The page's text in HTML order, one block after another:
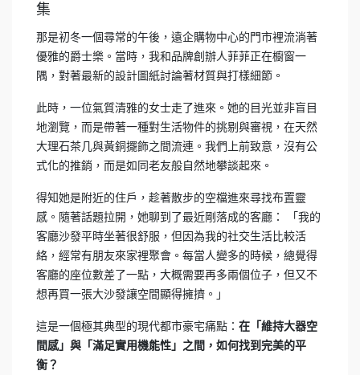
集
那是初冬一個尋常的午後，遠企購物中心的門市裡流淌著
優雅的爵士樂。當時，我和品牌創辦人菲菲正在櫥窗一
隅，對著最新的設計圖紙討論著材質與打樣細節。
此時，一位氣質清雅的女士走了進來。她的目光並非盲目
地瀏覽，而是帶著一種對生活物件的挑剔與審視，在天然
大理石茶几與黃銅擺飾之間流連。我們上前致意，沒有公
式化的推銷，而是如同老友般自然地攀談起來。
得知她是附近的住戶，趁著散步的空檔進來尋找布置靈
感。隨著話題拉開，她聊到了最近剛落成的客廳： 「我的
客廳沙發平時坐著很舒服，但因為我的社交生活比較活
絡，經常有朋友來家裡聚會。每當人變多的時候，總覺得
客廳的座位數差了一點，大概需要再多兩個位子，但又不
想再買一張大沙發讓空間顯得擁擠。」
這是一個極其典型的現代都市豪宅痛點： 在「維持大器空
間感」與「滿足實用機能性」之間，如何找到完美的平
衡？